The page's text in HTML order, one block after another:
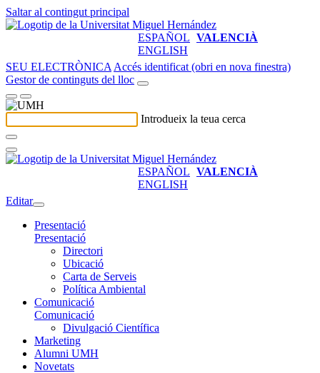
Saltar al contingut principal
ESPAÑOL VALENCIÀ
ENGLISH
SEU ELECTRÒNICA Accés identificat (obri en nova finestra)
Gestor de continguts del lloc
Introdueix la teua cerca
ESPAÑOL VALENCIÀ
ENGLISH
Editar
Presentació
Presentació
Directori
Ubicació
Carta de Serveis
Política Ambiental
Comunicació
Comunicació
Divulgació Científica
Marketing
Alumni UMH
Novetats